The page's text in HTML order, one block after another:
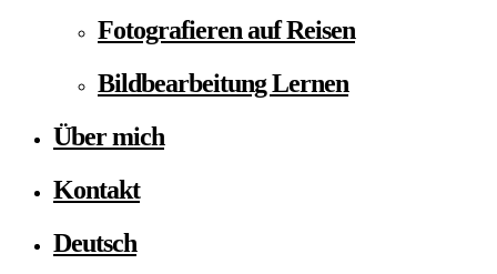
Fotografieren auf Reisen
Bildbearbeitung Lernen
Über mich
Kontakt
Deutsch